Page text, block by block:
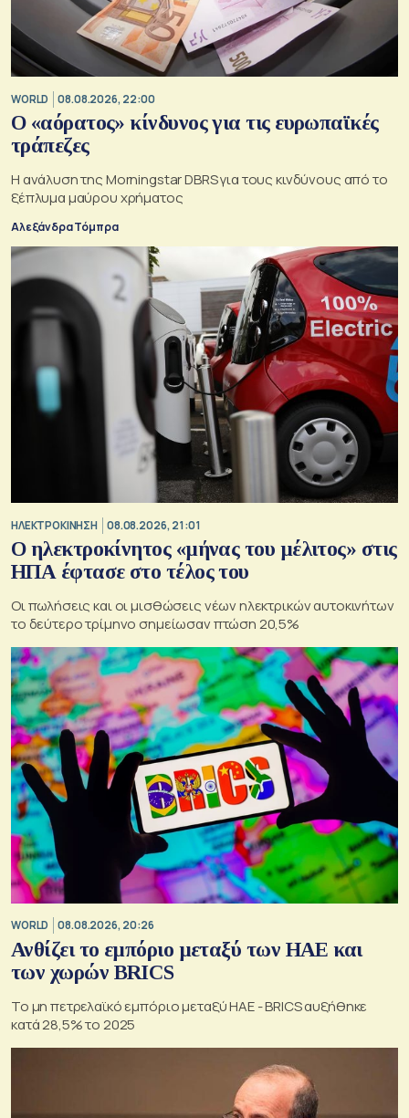
WORLD 08.08.2026, 22:00
Ο «αόρατος» κίνδυνος για τις ευρωπαϊκές
τράπεζες
Η ανάλυση της Morningstar DBRS για τους κινδύνους από το
ξέπλυμα μαύρου χρήματος
Αλεξάνδρα Τόμπρα
ΗΛΕΚΤΡΟΚΙΝΗΣΗ 08.08.2026, 21:01
Ο ηλεκτροκίνητος «μήνας του μέλιτος» στις
ΗΠΑ έφτασε στο τέλος του
Οι πωλήσεις και οι μισθώσεις νέων ηλεκτρικών αυτοκινήτων
το δεύτερο τρίμηνο σημείωσαν πτώση 20,5%
WORLD 08.08.2026, 20:26
Ανθίζει το εμπόριο μεταξύ των ΗΑΕ και
των χωρών BRICS
Το μη πετρελαϊκό εμπόριο μεταξύ ΗΑΕ - BRICS αυξήθηκε
κατά 28,5% το 2025